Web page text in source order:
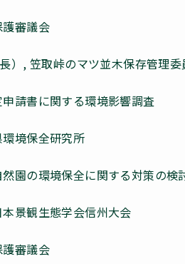
審議会
）, 笠取峠のマツ並木保存管理委
請書に関する環境影響調査
境保全研究所
園の環境保全に関する対策の検
景観生態学会信州大会
審議会